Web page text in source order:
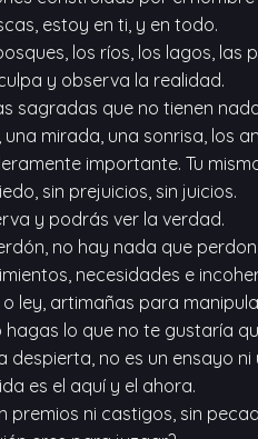
estoy en ti, y en todo.
los ríos, los lagos, las
y observa la realidad.
sagradas que no tienen
mirada, una sonrisa, los
importante. Tu
sin prejuicios, sin juicios.
y podrás ver la verdad.
no hay nada que
necesidades e
ley, artimañas para
lo que no te gustaría
despierta, no es un ensayo ni
es el aquí y el ahora.
premios ni castigos, sin